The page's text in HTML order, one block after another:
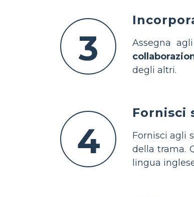
3 Assegna
degli altri.
4
Fornisci
Fornisci agli
della trama.
lingua